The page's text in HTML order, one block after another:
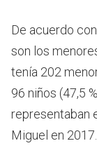
De acuerdo
son los
tenía 202
96 niños (47,5
representaban
Miguel en 2017.